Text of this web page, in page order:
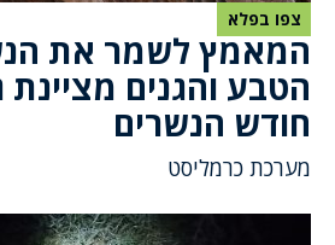
צפו בפלא
המאמץ לשמר את
הטבע והגנים
חודש הנשרים
מערכת כרמליסט